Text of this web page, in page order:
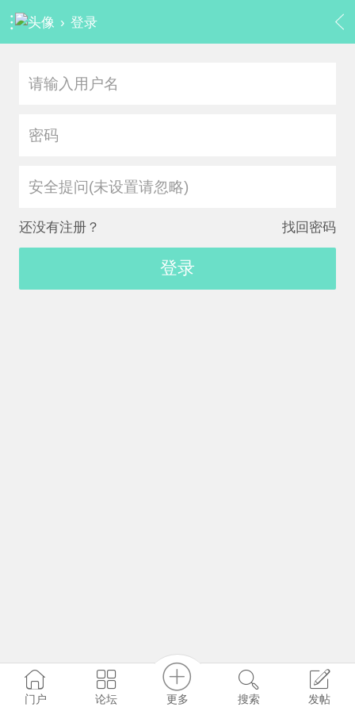
› 登录
安全提问(未设置请忽略)
还没有注册？ 找回密码
登录
门户 论坛 更多 搜索 发帖